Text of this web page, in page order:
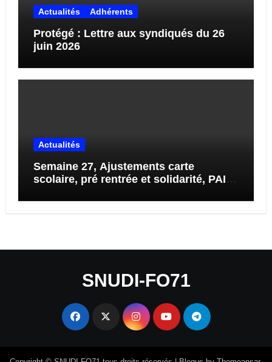
Actualités Adhérents
Protégé : Lettre aux syndiqués du 26
juin 2026
Actualités
Semaine 27, Ajustements carte
scolaire, pré rentrée et solidarité, PAI,
71…
SNUDI-FO71